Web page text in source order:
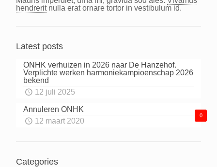
hendreritnulla erat ornare tortor in vestibulum id.
Latest posts
ONHK verhuizen in 2026 naar De Hanzehof.
Verplichte werken harmoniekampioenschap 2026
bekend
12 juli 2025
0
Annuleren ONHK
12 maart 2020
Categories